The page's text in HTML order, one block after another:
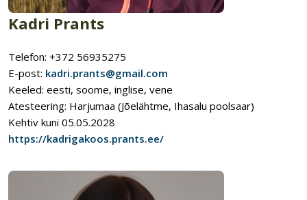
Kadri Prants
Telefon: +372 56935275
E-post: kadri.prants@gmail.com
Keeled: eesti, soome, inglise, vene
Atesteering: Harjumaa (Jõelähtme, Ihasalu poolsaar)
Kehtiv kuni 05.05.2028
https://kadrigakoos.prants.ee/